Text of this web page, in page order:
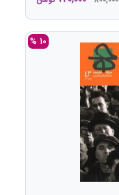
10 %